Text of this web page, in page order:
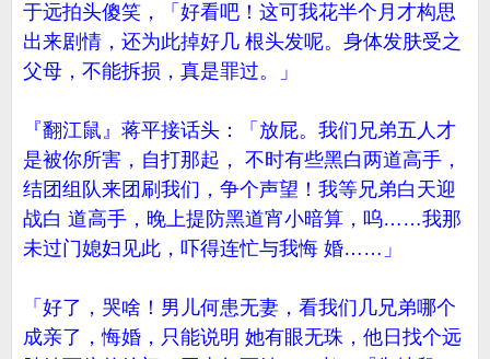
于远拍头傻笑，「好看吧！这可我花半个月才构思
出来剧情，还为此掉好几 根头发呢。身体发肤受之
父母，不能拆损，真是罪过。」
『翻江鼠』蒋平接话头：「放屁。我们兄弟五人才
是被你所害，自打那起， 不时有些黑白两道高手，
结团组队来团刷我们，争个声望！我等兄弟白天迎
战白 道高手，晚上提防黑道宵小暗算，呜……我那
未过门媳妇见此，吓得连忙与我悔 婚……」
「好了，哭啥！男儿何患无妻，看我们几兄弟哪个
成亲了，悔婚，只能说明 她有眼无珠，他日找个远